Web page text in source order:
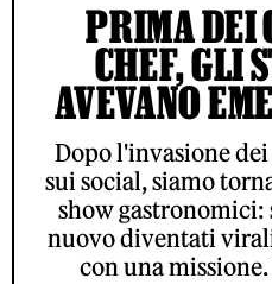
PRIMA DEI
CHEF, GLI
AVEVANO
Dopo l'invasione
sui social, siamo
show gastronomici:
nuovo diventati
con una